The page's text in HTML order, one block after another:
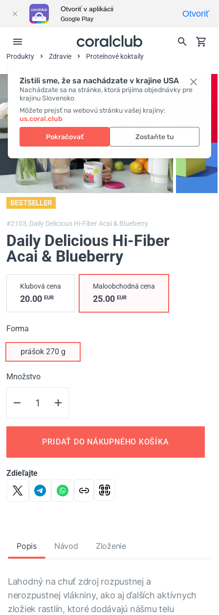
Zistili sme, že sa nachádzate v krajine USA
Nachádzate sa na stránke, ktorá prijíma objednávky pre
krajinu Slovensko
Môžete prejsť na webovú stránku vašej krajiny:
us.coral.club
Pokračovať Zostaňte tu
Produkty Zdravie Proteínové koktaily
BESTSELLER
#2103, Daily Delicious Hi-Fiber Acai & Blueberry
Daily Delicious Hi-Fiber
Acai & Blueberry
Klubová cena
20.00 EUR
Maloobchodná cena
25.00EUR
Forma
prášok 270 g
Množstvo
PRIDAŤ DO NÁKUPNÉHO KOŠÍKA
Zdieľajte
Popis Návod Zloženie
Lahodný na chuť zdroj rozpustnej a
nerozpustnej vlákniny, ako aj ďalších aktívnych
zložiek rastlín, ktoré dodávajú nášmu telu
Otvoriť v aplikácii
Google Play
Otvoriť